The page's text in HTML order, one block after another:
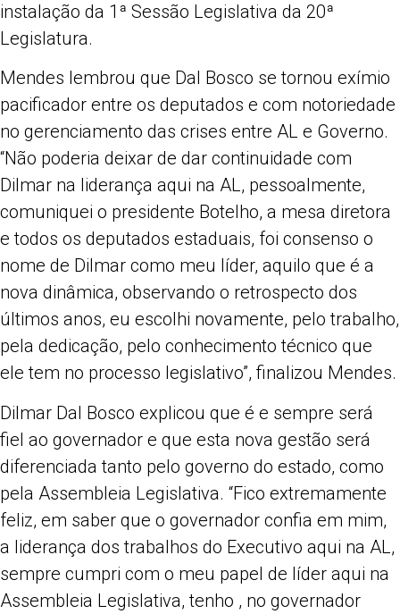
instalação da 1ª Sessão Legislativa da 20ª
Legislatura.
Mendes lembrou que Dal Bosco se tornou exímio
pacificador entre os deputados e com notoriedade
no gerenciamento das crises entre AL e Governo.
“Não poderia deixar de dar continuidade com
Dilmar na liderança aqui na AL, pessoalmente,
comuniquei o presidente Botelho, a mesa diretora
e todos os deputados estaduais, foi consenso o
nome de Dilmar como meu líder, aquilo que é a
nova dinâmica, observando o retrospecto dos
últimos anos, eu escolhi novamente, pelo trabalho,
pela dedicação, pelo conhecimento técnico que
ele tem no processo legislativo”, finalizou Mendes.
Dilmar Dal Bosco explicou que é e sempre será
fiel ao governador e que esta nova gestão será
diferenciada tanto pelo governo do estado, como
pela Assembleia Legislativa. “Fico extremamente
feliz, em saber que o governador confia em mim,
a liderança dos trabalhos do Executivo aqui na AL,
sempre cumpri com o meu papel de líder aqui na
Assembleia Legislativa, tenho , no governador